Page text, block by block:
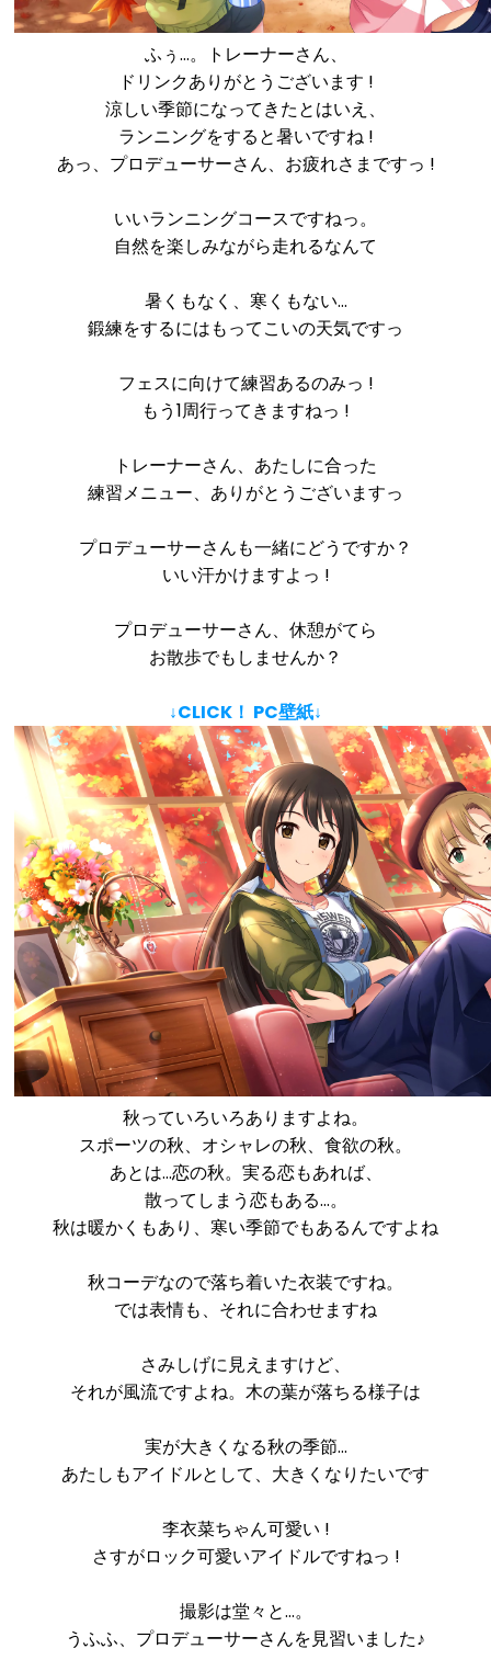
ふぅ…。トレーナーさん、
ドリンクありがとうございます !
涼しい季節になってきたとはいえ、
ランニングをすると暑いですね !
あっ、プロデューサーさん、お疲れさまですっ !
いいランニングコースですねっ。
自然を楽しみながら走れるなんて
暑くもなく、寒くもない…
鍛練をするにはもってこいの天気ですっ
フェスに向けて練習あるのみっ !
もう1周行ってきますねっ !
トレーナーさん、あたしに合った
練習メニュー、ありがとうございますっ
プロデューサーさんも一緒にどうですか？
いい汗かけますよっ !
プロデューサーさん、休憩がてら
お散歩でもしませんか？
↓CLICK！ PC壁紙↓
秋っていろいろありますよね。
スポーツの秋、オシャレの秋、食欲の秋。
あとは…恋の秋。実る恋もあれば、
散ってしまう恋もある…。
秋は暖かくもあり、寒い季節でもあるんですよね
秋コーデなので落ち着いた衣装ですね。
では表情も、それに合わせますね
さみしげに見えますけど、
それが風流ですよね。木の葉が落ちる様子は
実が大きくなる秋の季節…
あたしもアイドルとして、大きくなりたいです
李衣菜ちゃん可愛い !
さすがロック可愛いアイドルですねっ !
撮影は堂々と…。
うふふ、プロデューサーさんを見習いました♪